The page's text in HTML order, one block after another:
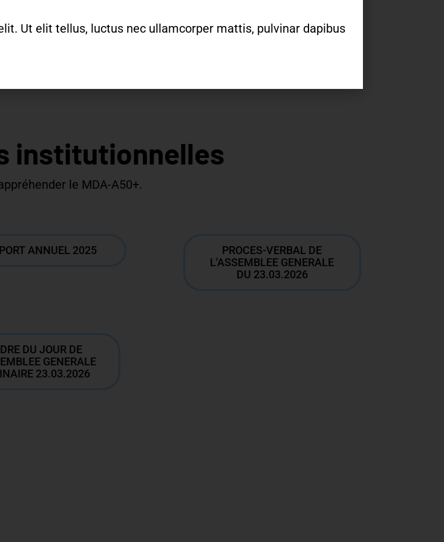
institutionnelles
le MDA-A50+.
ANNUEL 2025
PROCES-VERBAL DE
L'ASSEMBLEE GENERALE
DU 23.03.2026
DU JOUR DE
GENERALE
23.03.2026
Ut elit tellus, luctus nec ullamcorper mattis, pulvinar dapibus